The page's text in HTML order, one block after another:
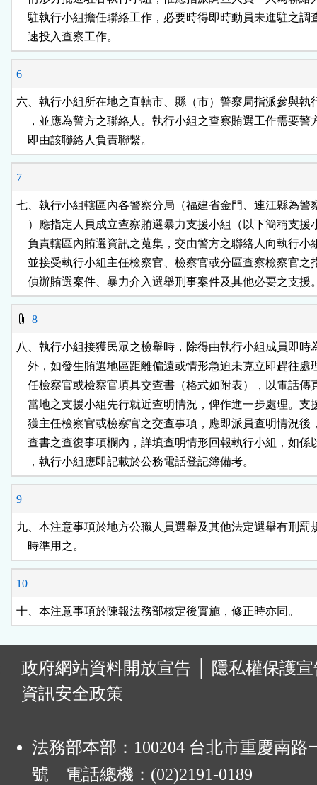
駐執行小組擔任聯絡工作，必要時得即時動員未進駐之調
    速投入查察工作。
6
六、執行小組所在地之直轄市、縣（市）警察局指派參與執
，並應為警方之聯絡人。執行小組之查察賄選工作需要警
    即由該聯絡人負責聯繫。
7
七、執行小組轄區內各警察分局（福建省金門、連江縣為警
）應指定人員成立查察賄選暴力支援小組（以下簡稱支援
負責轄區內賄選資訊之蒐集，交由警方之聯絡人向執行小
並接受執行小組主任檢察官、檢察官或分區查察檢察官之
偵辦賄選案件、暴力介入選舉刑事案件及其他必要之支援
8
八、執行小組接獲民眾之檢舉時，除得由執行小組成員即時
外，如發生賄選地區距離偏遠或情形急迫未克立即趕往處
任檢察官或檢察官填具交查書（格式如附表），以電話傳
當地之支援小組先行就近查明情況，俾作進一步處理。支
獲主任檢察官或檢察官之交查事項，應即派員查明情況後
查書之查復事項欄內，詳填查明情形回報執行小組，如係
    ，執行小組應即記載於公務電話登記簿備考。
9
九、本注意事項於地方公職人員選舉及其他法定選舉有刑罰
    時準用之。
10
十、本注意事項於陳報法務部核定後實施，修正時亦同。
政府網站資料開放宣告
隱私權保護
資訊安全政策
法務部本部：100204 台北市重慶南路
號 電話總機：(02)2191-0189